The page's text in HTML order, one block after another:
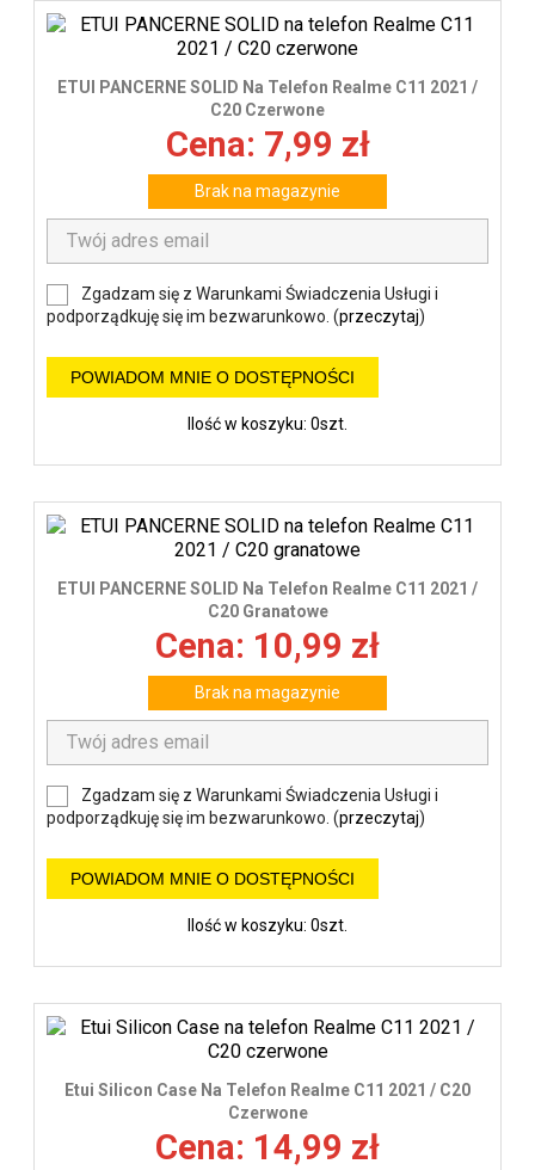
ETUI PANCERNE SOLID Na Telefon Realme C11 2021 /
C20 Czerwone
Cena: 7,99 zł
Brak na magazynie
Zgadzam się z Warunkami Świadczenia Usługi i
podporządkuję się im bezwarunkowo. (przeczytaj)
POWIADOM MNIE O DOSTĘPNOŚCI
Ilość w koszyku: 0szt.
ETUI PANCERNE SOLID Na Telefon Realme C11 2021 /
C20 Granatowe
Cena: 10,99 zł
Brak na magazynie
Zgadzam się z Warunkami Świadczenia Usługi i
podporządkuję się im bezwarunkowo. (przeczytaj)
POWIADOM MNIE O DOSTĘPNOŚCI
Ilość w koszyku: 0szt.
Etui Silicon Case Na Telefon Realme C11 2021 / C20
Czerwone
Cena: 14,99 zł